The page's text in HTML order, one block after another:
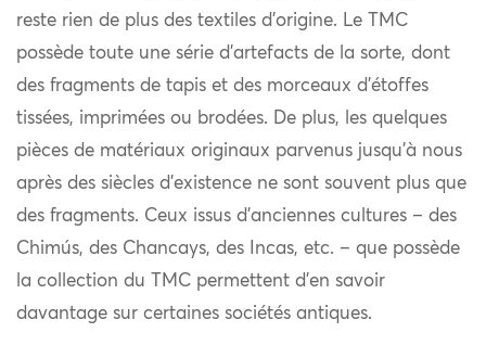
reste rien de plus des textiles d’origine. Le TMC
possède toute une série d’artefacts de la sorte, dont
des fragments de tapis et des morceaux d’étoffes
tissées, imprimées ou brodées. De plus, les quelques
pièces de matériaux originaux parvenus jusqu’à nous
après des siècles d’existence ne sont souvent plus que
des fragments. Ceux issus d’anciennes cultures – des
Chimús, des Chancays, des Incas, etc. – que possède
la collection du TMC permettent d’en savoir
davantage sur certaines sociétés antiques.